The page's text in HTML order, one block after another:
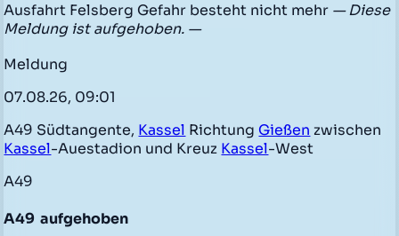
Ausfahrt Felsberg Gefahr besteht nicht mehr — Diese
Meldung ist aufgehoben. —
Meldung
07.08.26, 09:01
A49 Südtangente, Kassel Richtung Gießen zwischen
Kassel-Auestadion und Kreuz Kassel-West
A49
A49 aufgehoben